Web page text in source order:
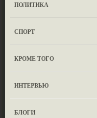
ПОЛИТИКА
СПОРТ
КРОМЕ ТОГО
ИНТЕРВЬЮ
БЛОГИ